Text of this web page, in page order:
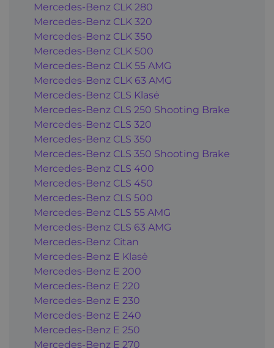
Mercedes-Benz CLK 280
Mercedes-Benz CLK 320
Mercedes-Benz CLK 350
Mercedes-Benz CLK 500
Mercedes-Benz CLK 55 AMG
Mercedes-Benz CLK 63 AMG
Mercedes-Benz CLS Klasė
Mercedes-Benz CLS 250 Shooting Brake
Mercedes-Benz CLS 320
Mercedes-Benz CLS 350
Mercedes-Benz CLS 350 Shooting Brake
Mercedes-Benz CLS 400
Mercedes-Benz CLS 450
Mercedes-Benz CLS 500
Mercedes-Benz CLS 55 AMG
Mercedes-Benz CLS 63 AMG
Mercedes-Benz Citan
Mercedes-Benz E Klasė
Mercedes-Benz E 200
Mercedes-Benz E 220
Mercedes-Benz E 230
Mercedes-Benz E 240
Mercedes-Benz E 250
Mercedes-Benz E 270